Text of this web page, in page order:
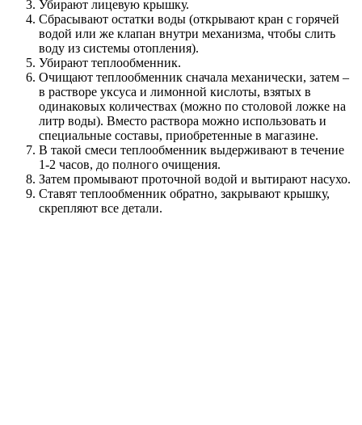
Убирают лицевую крышку.
Сбрасывают остатки воды (открывают кран с горячей
водой или же клапан внутри механизма, чтобы слить
воду из системы отопления).
Убирают теплообменник.
Очищают теплообменник сначала механически, затем –
в растворе уксуса и лимонной кислоты, взятых в
одинаковых количествах (можно по столовой ложке на
литр воды). Вместо раствора можно использовать и
специальные составы, приобретенные в магазине.
В такой смеси теплообменник выдерживают в течение
1-2 часов, до полного очищения.
Затем промывают проточной водой и вытирают насухо.
Ставят теплообменник обратно, закрывают крышку,
скрепляют все детали.